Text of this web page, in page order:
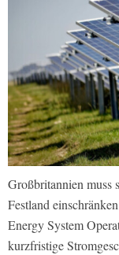
Großbritannien muss
Festland
Energy System
kurzfristige